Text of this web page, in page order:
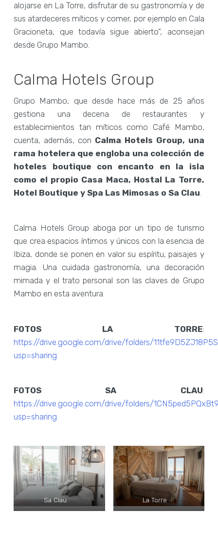
alojarse en La Torre, disfrutar de su gastronomía y de
sus atardeceres míticos y comer, por ejemplo en Cala
Gracioneta, que todavía sigue abierto”, aconsejan
desde Grupo Mambo.
Calma Hotels Group
Grupo Mambo, que desde hace más de 25 años
gestiona una decena de restaurantes y
establecimientos tan míticos como Café Mambo,
cuenta, además, con Calma Hotels Group, una
rama hotelera que engloba una colección de
hoteles boutique con encanto en la isla
como el propio Casa Maca, Hostal La Torre,
Hotel Boutique y Spa Las Mimosas o Sa Clau
Calma Hotels Group aboga por un tipo de turismo
que crea espacios íntimos y únicos con la esencia de
Ibiza, donde se ponen en valor su espíritu, paisajes y
magia. Una cuidada gastronomía, una decoración
mimada y el trato personal son las claves de Grupo
Mambo en esta aventura.
FOTOS LA TORRE:
https://drive.google.com/drive/folders/
usp=sharing
FOTOS SA CLAU:
https://drive.google.com/drive/folders/
usp=sharing
Sa Clau La Torre